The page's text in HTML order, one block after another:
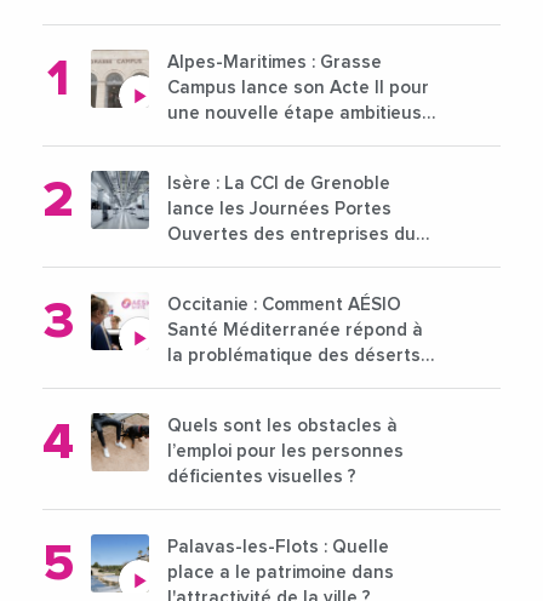
Alpes-Maritimes : Grasse
Campus lance son Acte II pour
une nouvelle étape ambitieuse
Isère : La CCI de Grenoble
lance les Journées Portes
Ouvertes des entreprises du
Occitanie : Comment AÉSIO
Santé Méditerranée répond à
la problématique des déserts
Quels sont les obstacles à
l’emploi pour les personnes
déficientes visuelles ?
Palavas-les-Flots : Quelle
place a le patrimoine dans